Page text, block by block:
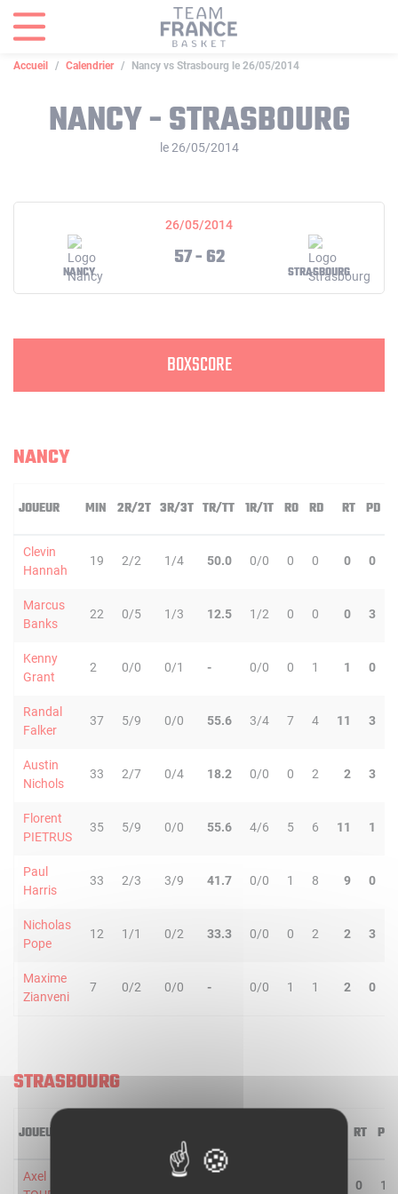
Accueil Calendrier Nancy vs Strasbourg le 26/05/2014
NANCY - STRASBOURG
le 26/05/2014
26/05/2014
NANCY
57 - 62
STRASBOURG
BOXSCORE
NANCY
JOUEUR MIN 2R/2T 3R/3T TR/TT 1R/1T RO RD RT PD
Clevin
Hannah
19 2/2 1/4 50.0 0/0 0 0 0 0
Marcus
Banks
22 0/5 1/3 12.5 1/2 0 0 0 3
Kenny
Grant
2 0/0 0/1 - 0/0 0 1 1 0
Randal
Falker
37 5/9 0/0 55.6 3/4 7 4 11 3
Austin
Nichols
33 2/7 0/4 18.2 0/0 0 2 2 3
Florent
PIETRUS
35 5/9 0/0 55.6 4/6 5 6 11 1
Paul
Harris
33 2/3 3/9 41.7 0/0 1 8 9 0
Nicholas
Pope
12 1/1 0/2 33.3 0/0 0 2 2 3
Maxime
Zianveni
7 0/2 0/0 - 0/0 1 1 2 0
STRASBOURG
JOUEUR RT PD
Axel
0 1
Panneau de gestion des cookies